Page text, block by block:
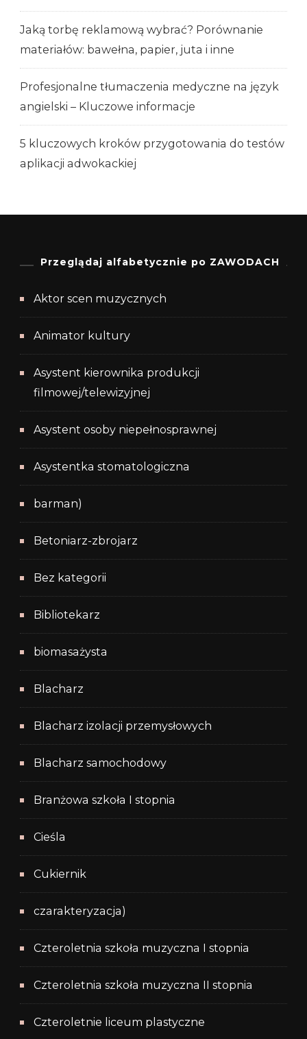
Jaką torbę reklamową wybrać? Porównanie
materiałów: bawełna, papier, juta i inne
Profesjonalne tłumaczenia medyczne na język
angielski – Kluczowe informacje
5 kluczowych kroków przygotowania do testów
aplikacji adwokackiej
Przeglądaj alfabetycznie po ZAWODACH
Aktor scen muzycznych
Animator kultury
Asystent kierownika produkcji
filmowej/telewizyjnej
Asystent osoby niepełnosprawnej
Asystentka stomatologiczna
barman)
Betoniarz-zbrojarz
Bez kategorii
Bibliotekarz
biomasażysta
Blacharz
Blacharz izolacji przemysłowych
Blacharz samochodowy
Branżowa szkoła I stopnia
Cieśla
Cukiernik
czarakteryzacja)
Czteroletnia szkoła muzyczna I stopnia
Czteroletnia szkoła muzyczna II stopnia
Czteroletnie liceum plastyczne